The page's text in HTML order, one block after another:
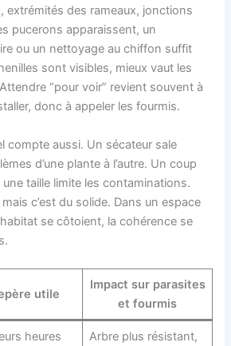
extrémités des rameaux, jonctions
pucerons apparaissent, un
ou un nettoyage au chiffon suffit
sont visibles, mieux vaut les
“pour voir” revient souvent à
donc à appeler les fourmis.
compte aussi. Un sécateur sale
d’une plante à l’autre. Un coup
une taille limite les contaminations.
c’est du solide. Dans un espace
se côtoient, la cohérence se
utile
Impact sur parasites
et fourmis
heures Arbre plus résistant,